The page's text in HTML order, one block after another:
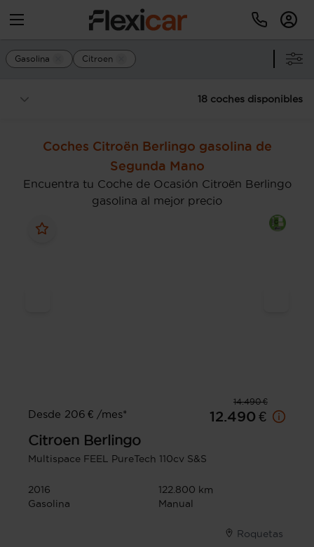
Gasolina Citroen
18 coches disponibles
Coches Citroën Berlingo gasolina de
Segunda Mano
Encuentra tu Coche de Ocasión Citroën Berlingo
gasolina al mejor precio
14.490 €
Desde 206 € /mes*
12.490 €
Citroen Berlingo
Multispace FEEL PureTech 110cv S&S
2016
122.800 km
Gasolina
Manual
Roquetas